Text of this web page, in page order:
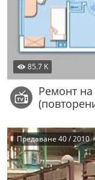
85.7 K
Ремонт
Предаване 40 / 2010